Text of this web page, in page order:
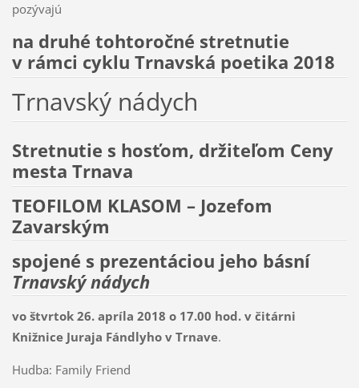
pozývajú
na druhé tohtoročné stretnutie
v rámci cyklu Trnavská poetika 2018
Trnavský nádych
Stretnutie s hosťom, držiteľom Ceny
mesta Trnava
TEOFILOM KLASOM – Jozefom
Zavarským
spojené s prezentáciou jeho básní
Trnavský nádych
vo štvrtok 26. apríla 2018 o 17.00 hod. v čitárni
Knižnice Juraja Fándlyho v Trnave.
Hudba: Family Friend